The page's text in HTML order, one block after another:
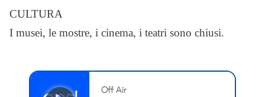
CULTURA
I musei, le mostre, i cinema, i teatri sono chiusi.